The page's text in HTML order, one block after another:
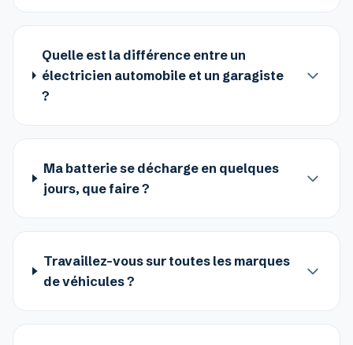
Quelle est la différence entre un
électricien automobile et un garagiste
?
Ma batterie se décharge en quelques
jours, que faire ?
Travaillez-vous sur toutes les marques
de véhicules ?